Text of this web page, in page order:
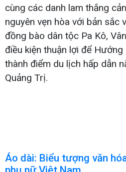
cùng các danh lam thắng
nguyên vẹn hòa với bản sắc
đồng bào dân tộc Pa Kô,
điều kiện thuận lợi để
thành điểm du lịch hấp dẫn
Quảng Trị.
Áo dài: Biểu tượng văn